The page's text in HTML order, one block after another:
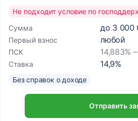
Сумма до 3 000
Первый взнос любой
ПСК 14,883%
Ставка 14,9%
Не подходит условие по
Без справок о доходе
Отправить